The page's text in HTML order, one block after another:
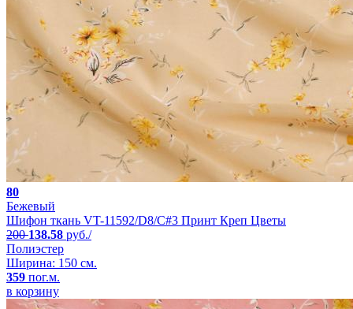
80
Бежевый
Шифон ткань VT-11592/D8/C#3 Принт Креп Цветы
200138.58 руб./
Полиэстер
Ширина: 150 см.
359 пог.м.
в корзину